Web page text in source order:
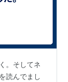
。そしてネ
読んでまし